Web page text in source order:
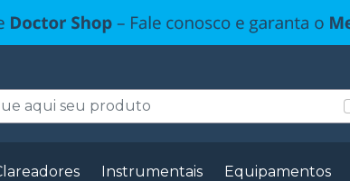
Instrumentais Equipamentos